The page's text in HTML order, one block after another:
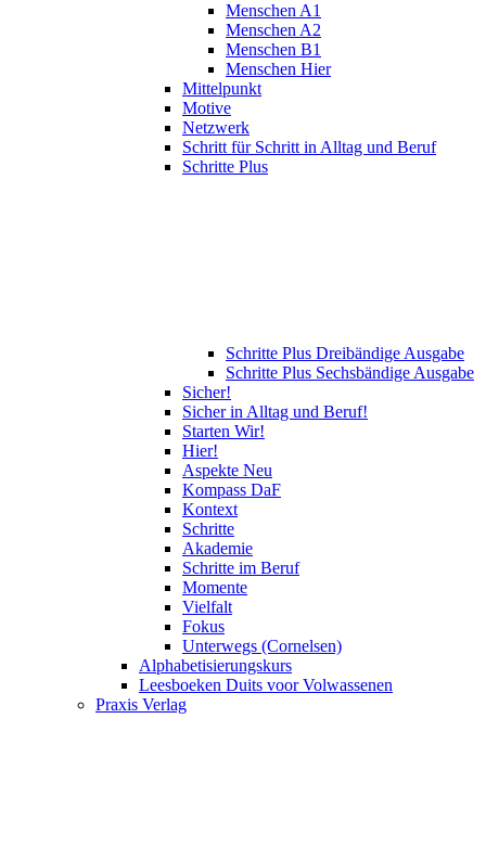
Menschen A1
Menschen A2
Menschen B1
Menschen Hier
Mittelpunkt
Motive
Netzwerk
Schritt für Schritt in Alltag und Beruf
Schritte Plus
Schritte Plus Dreibändige Ausgabe
Schritte Plus Sechsbändige Ausgabe
Sicher!
Sicher in Alltag und Beruf!
Starten Wir!
Hier!
Aspekte Neu
Kompass DaF
Kontext
Schritte
Akademie
Schritte im Beruf
Momente
Vielfalt
Fokus
Unterwegs (Cornelsen)
Alphabetisierungskurs
Leesboeken Duits voor Volwassenen
Praxis Verlag